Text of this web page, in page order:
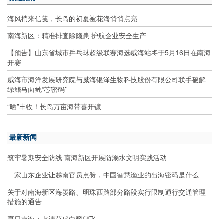
海风捎来信笺，长岛的初夏被花海悄悄点亮
南海新区：精准排查除隐患 护航企业安全生产
【预告】山东省城市乒乓球超级联赛海选威海站将于5月16日在南海
开赛
威海市海洋发展研究院与威海银泽生物科技股份有限公司联手破解
绿鳍马面鲀“芯密码”
“晒”丰收！长岛万亩海带喜开镰
最新新闻
筑牢暑期安全防线 南海新区开展防溺水文明实践活动
一家山东企业让越南官员点赞，中国智慧渔业的出海密码是什么
关于对南海新区海晏路、明珠西路部分路段实行限制通行交通管理
措施的通告